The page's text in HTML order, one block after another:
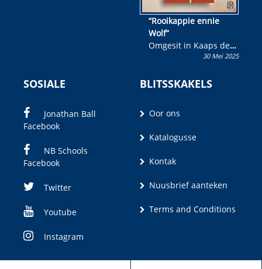
“Rooikappie ennie
Wolf”
Omgesit in Kaaps deur
Olivia M. Coetzee30 Mei 2025
SOSIALE
Jonathan Ball
Facebook
NB Schools
Facebook
Twitter
Youtube
Instagram
BLITSSKAKELS
Oor ons
Katalogusse
Kontak
Nuusbrief aanteken
Terms and Conditions